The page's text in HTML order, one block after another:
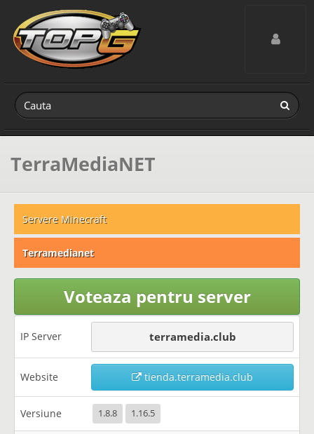
Toggle
TerraMediaNET
Servere Minecraft
Terramedianet
Voteaza pentru server
IP Server terramedia.club
Website tienda.terramedia.club
Versiune 1.8.8 1.16.5